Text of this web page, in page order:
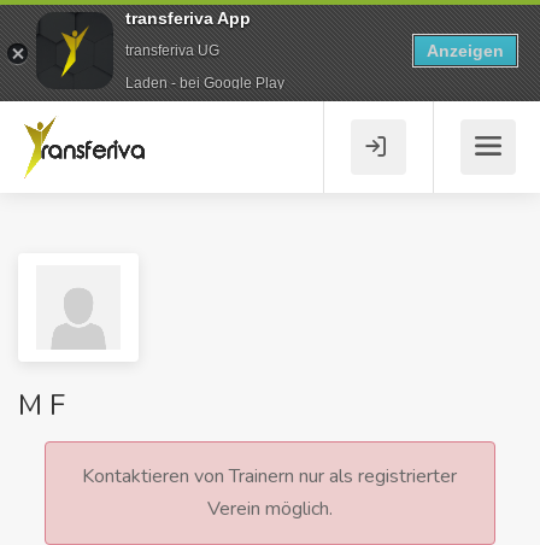
M F
Kontaktieren von Trainern nur als registrierter
Verein möglich.
transferiva App
transferiva UG
Laden - bei Google Play
Anzeigen